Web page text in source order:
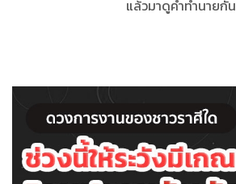
แล้วมาดูคำทำนายกัน